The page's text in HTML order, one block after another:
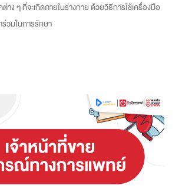
าง ๆ ที่จะเกิดภายในร่างกาย ด้วยวิธีการใช้เครื่องมือ
วมในการรักษา